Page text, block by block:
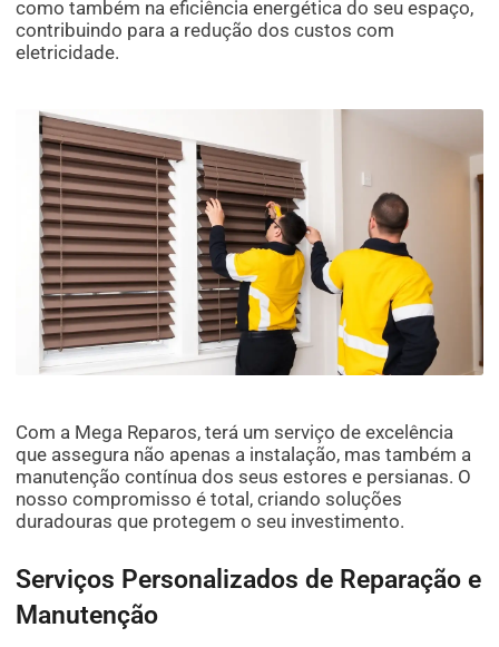
como também na eficiência energética do seu espaço,
contribuindo para a redução dos custos com
eletricidade.
Com a Mega Reparos, terá um serviço de excelência
que assegura não apenas a instalação, mas também a
manutenção contínua dos seus estores e persianas. O
nosso compromisso é total, criando soluções
duradouras que protegem o seu investimento.
Serviços Personalizados de Reparação e
Manutenção